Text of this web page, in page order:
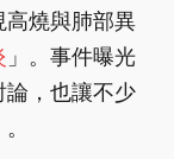
高燒與肺部異
」。事件曝光
論，也讓不少